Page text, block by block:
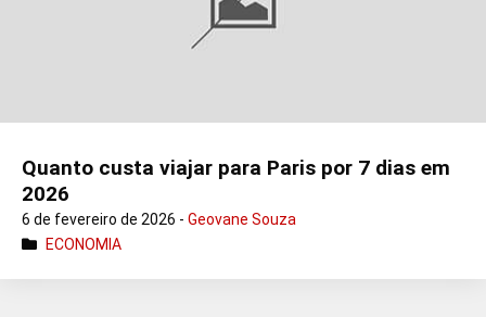
Quanto custa viajar para Paris por 7 dias em
2026
6 de fevereiro de 2026 - Geovane Souza
ECONOMIA